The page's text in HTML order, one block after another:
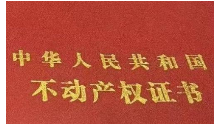
前还款，一般需要提前半个月左右预约，特殊 ...